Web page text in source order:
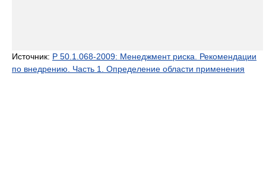
Источник: Р 50.1.068-2009: Менеджмент риска. Рекомендации
по внедрению. Часть 1. Определение области применения